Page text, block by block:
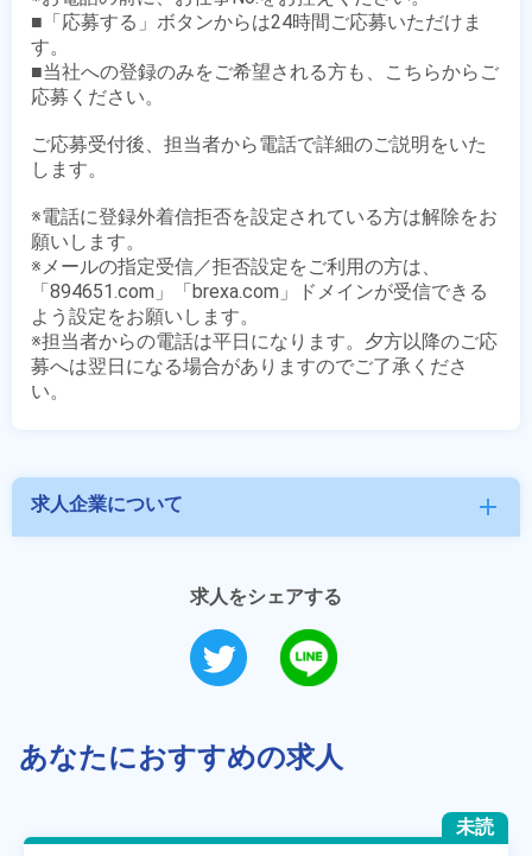
■「応募する」ボタンからは24時間ご応募いただけま
す。
■当社への登録のみをご希望される方も、こちらからご
応募ください。
ご応募受付後、担当者から電話で詳細のご説明をいた
します。
※電話に登録外着信拒否を設定されている方は解除をお
願いします。
※メールの指定受信／拒否設定をご利用の方は、
「894651.com」「brexa.com」ドメインが受信できる
よう設定をお願いします。
※担当者からの電話は平日になります。夕方以降のご応
募へは翌日になる場合がありますのでご了承くださ
求人企業について add
求人をシェアする
あなたにおすすめの求人
未読